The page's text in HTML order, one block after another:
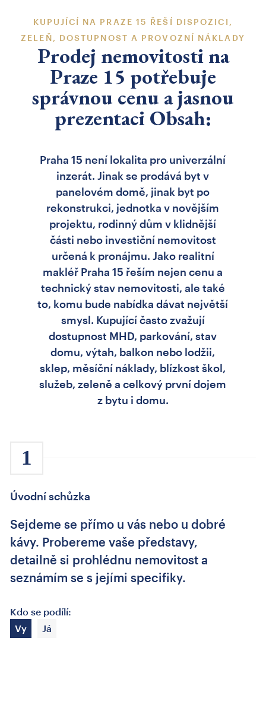
KUPUJÍCÍ NA PRAZE 15 ŘEŠÍ DISPOZICI,
ZELEŇ, DOSTUPNOST A PROVOZNÍ NÁKLADY
Prodej nemovitosti na
Praze 15 potřebuje
správnou cenu a jasnou
prezentaci Obsah:
Praha 15 není lokalita pro univerzální
inzerát. Jinak se prodává byt v
panelovém domě, jinak byt po
rekonstrukci, jednotka v novějším
projektu, rodinný dům v klidnější
části nebo investiční nemovitost
určená k pronájmu. Jako realitní
makléř Praha 15 řeším nejen cenu a
technický stav nemovitosti, ale také
to, komu bude nabídka dávat největší
smysl. Kupující často zvažují
dostupnost MHD, parkování, stav
domu, výtah, balkon nebo lodžii,
sklep, měsíční náklady, blízkost škol,
služeb, zeleně a celkový první dojem
z bytu i domu.
1
Úvodní schůzka
Sejdeme se přímo u vás nebo u dobré
kávy. Probereme vaše představy,
detailně si prohlédnu nemovitost a
seznámím se s jejími specifiky.
Kdo se podílí:
Vy
Já